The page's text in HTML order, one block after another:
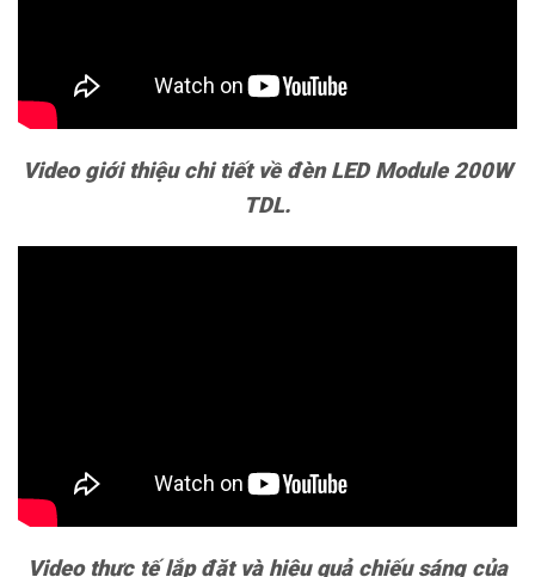
Video giới thiệu chi tiết về đèn LED Module 200W
TDL.
Video thực tế lắp đặt và hiệu quả chiếu sáng của